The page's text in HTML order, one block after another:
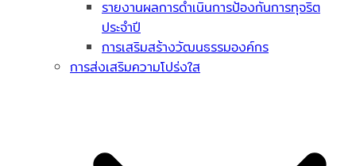
รายงานผลการดำเนินการป้องกันการทุจริต
ประจำปี
การเสริมสร้างวัฒนธรรมองค์กร
การส่งเสริมความโปร่งใส